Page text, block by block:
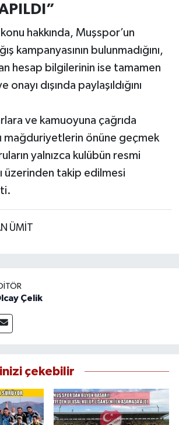
hakkında, Muşspor’un
kampanyasının bulunmadığını,
hesap bilgilerinin ise tamamen
onayı dışında paylaşıldığını
ve kamuoyuna çağrıda
mağduriyetlerin önüne geçmek
yalnızca kulübün resmi
üzerinden takip edilmesi
ÜMİT
Çelik
çekebilir